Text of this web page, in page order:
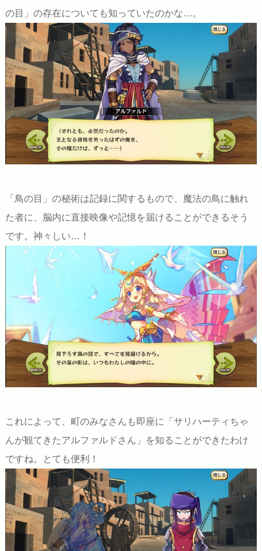
の目」の存在についても知っていたのかな…。
「鳥の目」の秘術は記録に関するもので、魔法の鳥に触れ
た者に、脳内に直接映像や記憶を届けることができるそう
です。神々しい…！
これによって、町のみなさんも即座に「サリハーティちゃ
んが観てきたアルファルドさん」を知ることができたわけ
ですね。とても便利！